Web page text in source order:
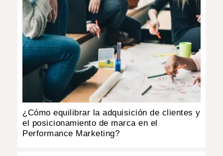
¿Cómo equilibrar la adquisición de clientes y
el posicionamiento de marca en el
Performance Marketing?